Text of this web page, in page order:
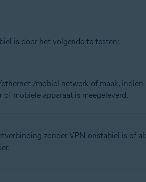
is door het volgende te testen:
mobiel netwerk of maak,
mobiele apparaat is meegeleverd.
zonder VPN onstabiel is of